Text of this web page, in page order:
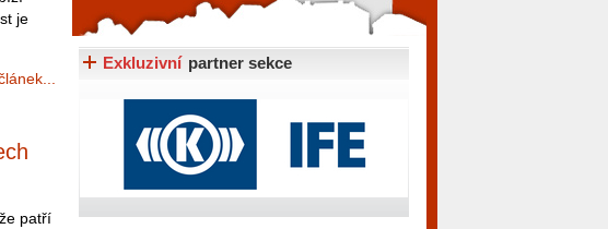
je
patří
článek...
Exkluzivní partner sekce